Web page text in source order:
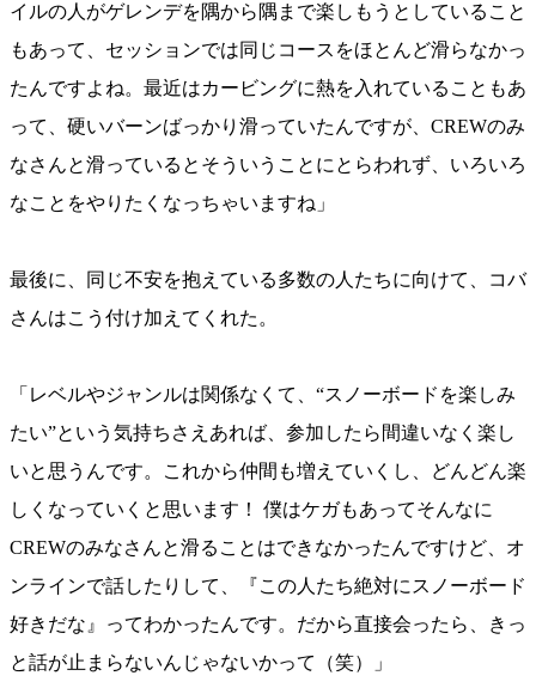
イルの人がゲレンデを隅から隅まで楽しもうとしていること
もあって、セッションでは同じコースをほとんど滑らなかっ
たんですよね。最近はカービングに熱を入れていることもあ
って、硬いバーンばっかり滑っていたんですが、CREWのみ
なさんと滑っているとそういうことにとらわれず、いろいろ
なことをやりたくなっちゃいますね」
最後に、同じ不安を抱えている多数の人たちに向けて、コバ
さんはこう付け加えてくれた。
「レベルやジャンルは関係なくて、“スノーボードを楽しみ
たい”という気持ちさえあれば、参加したら間違いなく楽し
いと思うんです。これから仲間も増えていくし、どんどん楽
しくなっていくと思います！ 僕はケガもあってそんなに
CREWのみなさんと滑ることはできなかったんですけど、オ
ンラインで話したりして、『この人たち絶対にスノーボード
好きだな』ってわかったんです。だから直接会ったら、きっ
と話が止まらないんじゃないかって（笑）」